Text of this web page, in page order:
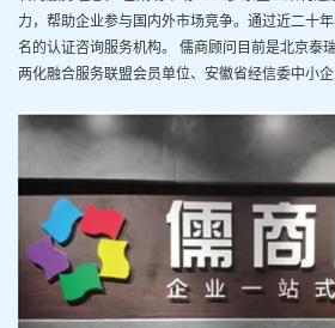
力，帮助企业参与国内外市场竞争。通过近二十
名的认证咨询服务机构。 儒商顾问目前是北京泰
两化融合服务联盟会员单位、安徽省经信委中小